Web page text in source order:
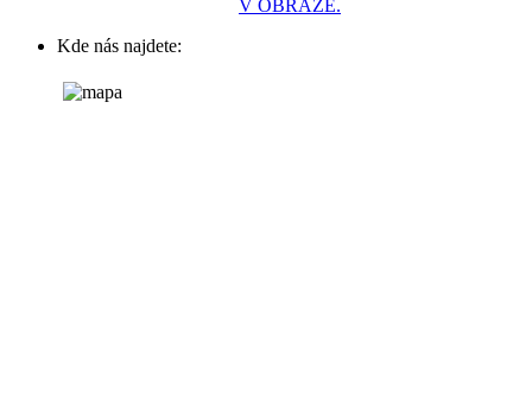
V OBRAZE.
Kde nás najdete: